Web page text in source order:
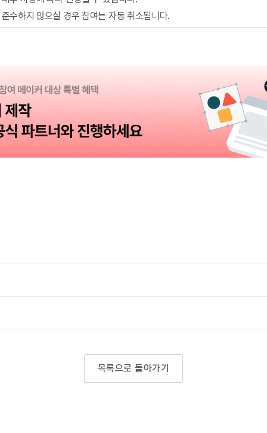
수하지 않으실 경우 참여는 자동 취소됩니다.
목록으로 돌아가기